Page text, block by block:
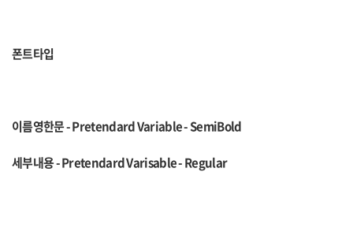
폰트타입
이름영한문 - Pretendard Variable - SemiBold
세부내용 - Pretendard Varisable - Regular